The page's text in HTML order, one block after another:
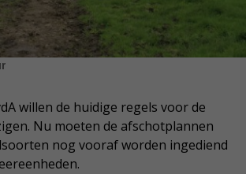
willen de huidige regels voor de
Nu moeten de afschotplannen
nog vooraf worden ingediend